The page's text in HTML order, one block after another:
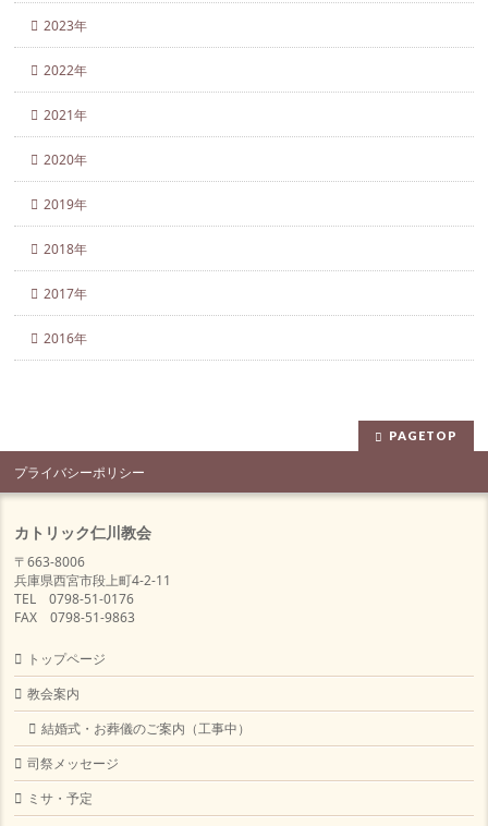
2023年
2022年
2021年
2020年
2019年
2018年
2017年
2016年
PAGETOP
プライバシーポリシー
カトリック仁川教会
〒663-8006
兵庫県西宮市段上町4-2-11
TEL 0798-51-0176
FAX 0798-51-9863
トップページ
教会案内
結婚式・お葬儀のご案内（工事中）
司祭メッセージ
ミサ・予定